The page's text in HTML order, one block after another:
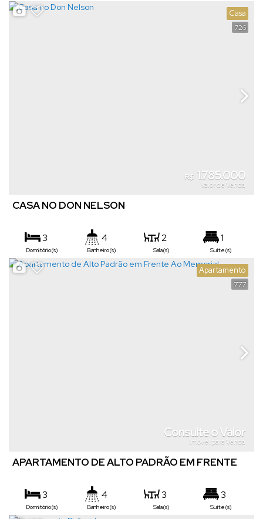
2
726
Casa
R$ 1.785.000
Valor de Venda
CASA NO DON NELSON
3
Dormitório(s)
4
Banheiro(s)
2
Sala(s)
1
Suíte(s)
4 347m² 501m²
Fundos:
26m
777
Apartamento
Consulte o Valor
Imóvel para Venda
APARTAMENTO DE ALTO PADRÃO EM FRENTE
3
Dormitório(s)
4
Banheiro(s)
3
Sala(s)
3
Suíte(s)